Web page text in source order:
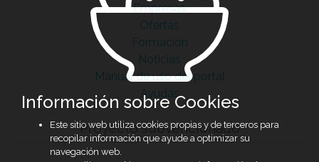
Empresas
Ofertas
Formación
Noticias
Manual de uso del portal
Ayudas
Proyecto subvencionado
Información sobre Cookies
Este sitio web utiliza cookies propias y de terceros para
recopilar información que ayude a optimizar su
navegación web.